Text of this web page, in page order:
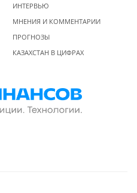
ИНТЕРВЬЮ
МНЕНИЯ И КОММЕНТАРИИ
ПРОГНОЗЫ
КАЗАХСТАН В ЦИФРАХ